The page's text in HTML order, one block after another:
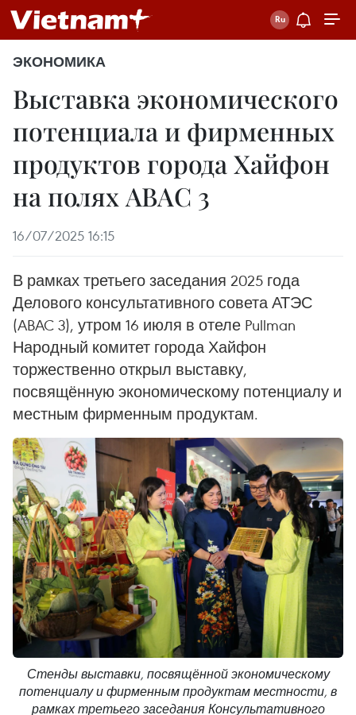
ЭКОНОМИКА
Выставка экономического
потенциала и фирменных
продуктов города Хайфон
на полях ABAC 3
16/07/2025 16:15
В рамках третьего заседания 2025 года
Делового консультативного совета АТЭС
(ABAC 3), утром 16 июля в отеле Pullman
Народный комитет города Хайфон
торжественно открыл выставку,
посвящённую экономическому потенциалу и
местным фирменным продуктам.
Стенды выставки, посвящённой экономическому
потенциалу и фирменным продуктам местности, в
рамках третьего заседания Консультативного